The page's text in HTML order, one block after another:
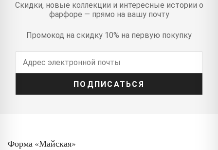
Скидки, новые коллекции и интересные истории о
фарфоре — прямо на вашу почту
Промокод на скидку 10% на первую покупку
ПОДПИСАТЬСЯ
Форма «Майская»